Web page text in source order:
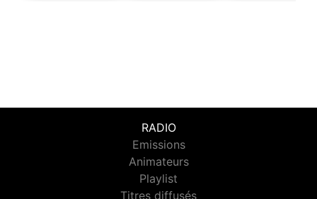
RADIO
Emissions
Animateurs
Playlist
Titres diffusés